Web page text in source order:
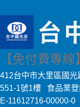
【免付費專線】
412台中市大里區國光
551-1號1樓 食品業登
E-11612716-00000-0